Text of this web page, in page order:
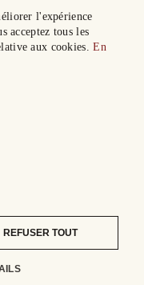
l'expérience
acceptez tous les
aux cookies.En
REFUSER TOUT